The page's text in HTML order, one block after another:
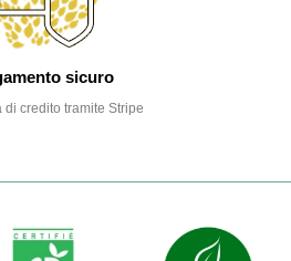
sicuro
di credito tramite Stripe